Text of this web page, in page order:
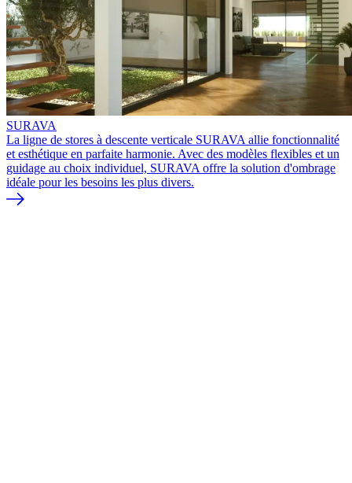
SURAVA
La ligne de stores à descente verticale SURAVA allie fonctionnalité
et esthétique en parfaite harmonie. Avec des modèles flexibles et un
guidage au choix individuel, SURAVA offre la solution d'ombrage
idéale pour les besoins les plus divers.